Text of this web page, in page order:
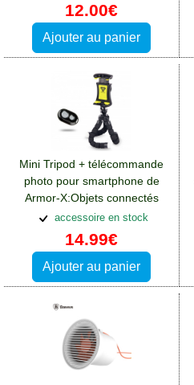
12.00€
Ajouter au panier
Mini Tripod + télécommande
photo pour smartphone de
Armor-X:Objets connectés
Motorola Moto E32S
accessoire en stock
14.99€
Ajouter au panier